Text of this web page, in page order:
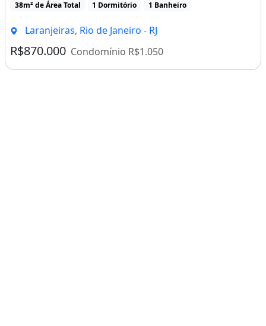
38m² de Área Total 1 Dormitório 1 Banheiro
Laranjeiras, Rio de Janeiro - RJ
R$870.000 Condomínio R$1.050